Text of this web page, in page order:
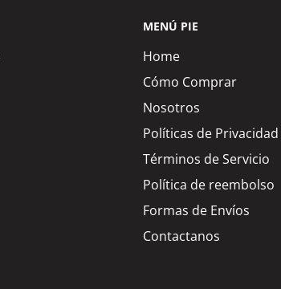
MENÚ PIE
Home
Cómo Comprar
Nosotros
Políticas de Privacidad
Términos de Servicio
Política de reembolso
Formas de Envíos
Contactanos